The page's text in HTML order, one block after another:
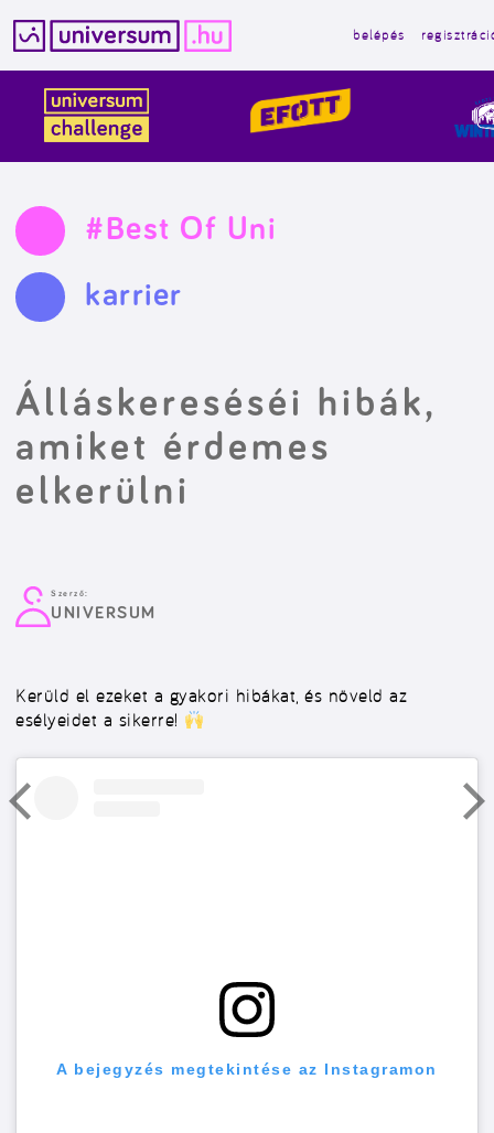
tartalomba
belépés
#Best Of Uni
karrier
Álláskereséséi hibák,
amiket érdemes
elkerülni
Szerző:
UNIVERSUM
Kerüld el ezeket a gyakori hibákat, és növeld az
esélyeidet a sikerre!
A bejegyzés megtekintése az Instagramon